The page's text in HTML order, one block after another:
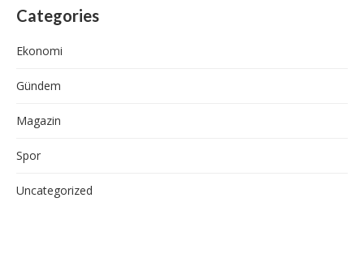
Categories
Ekonomi
Gündem
Magazin
Spor
Uncategorized